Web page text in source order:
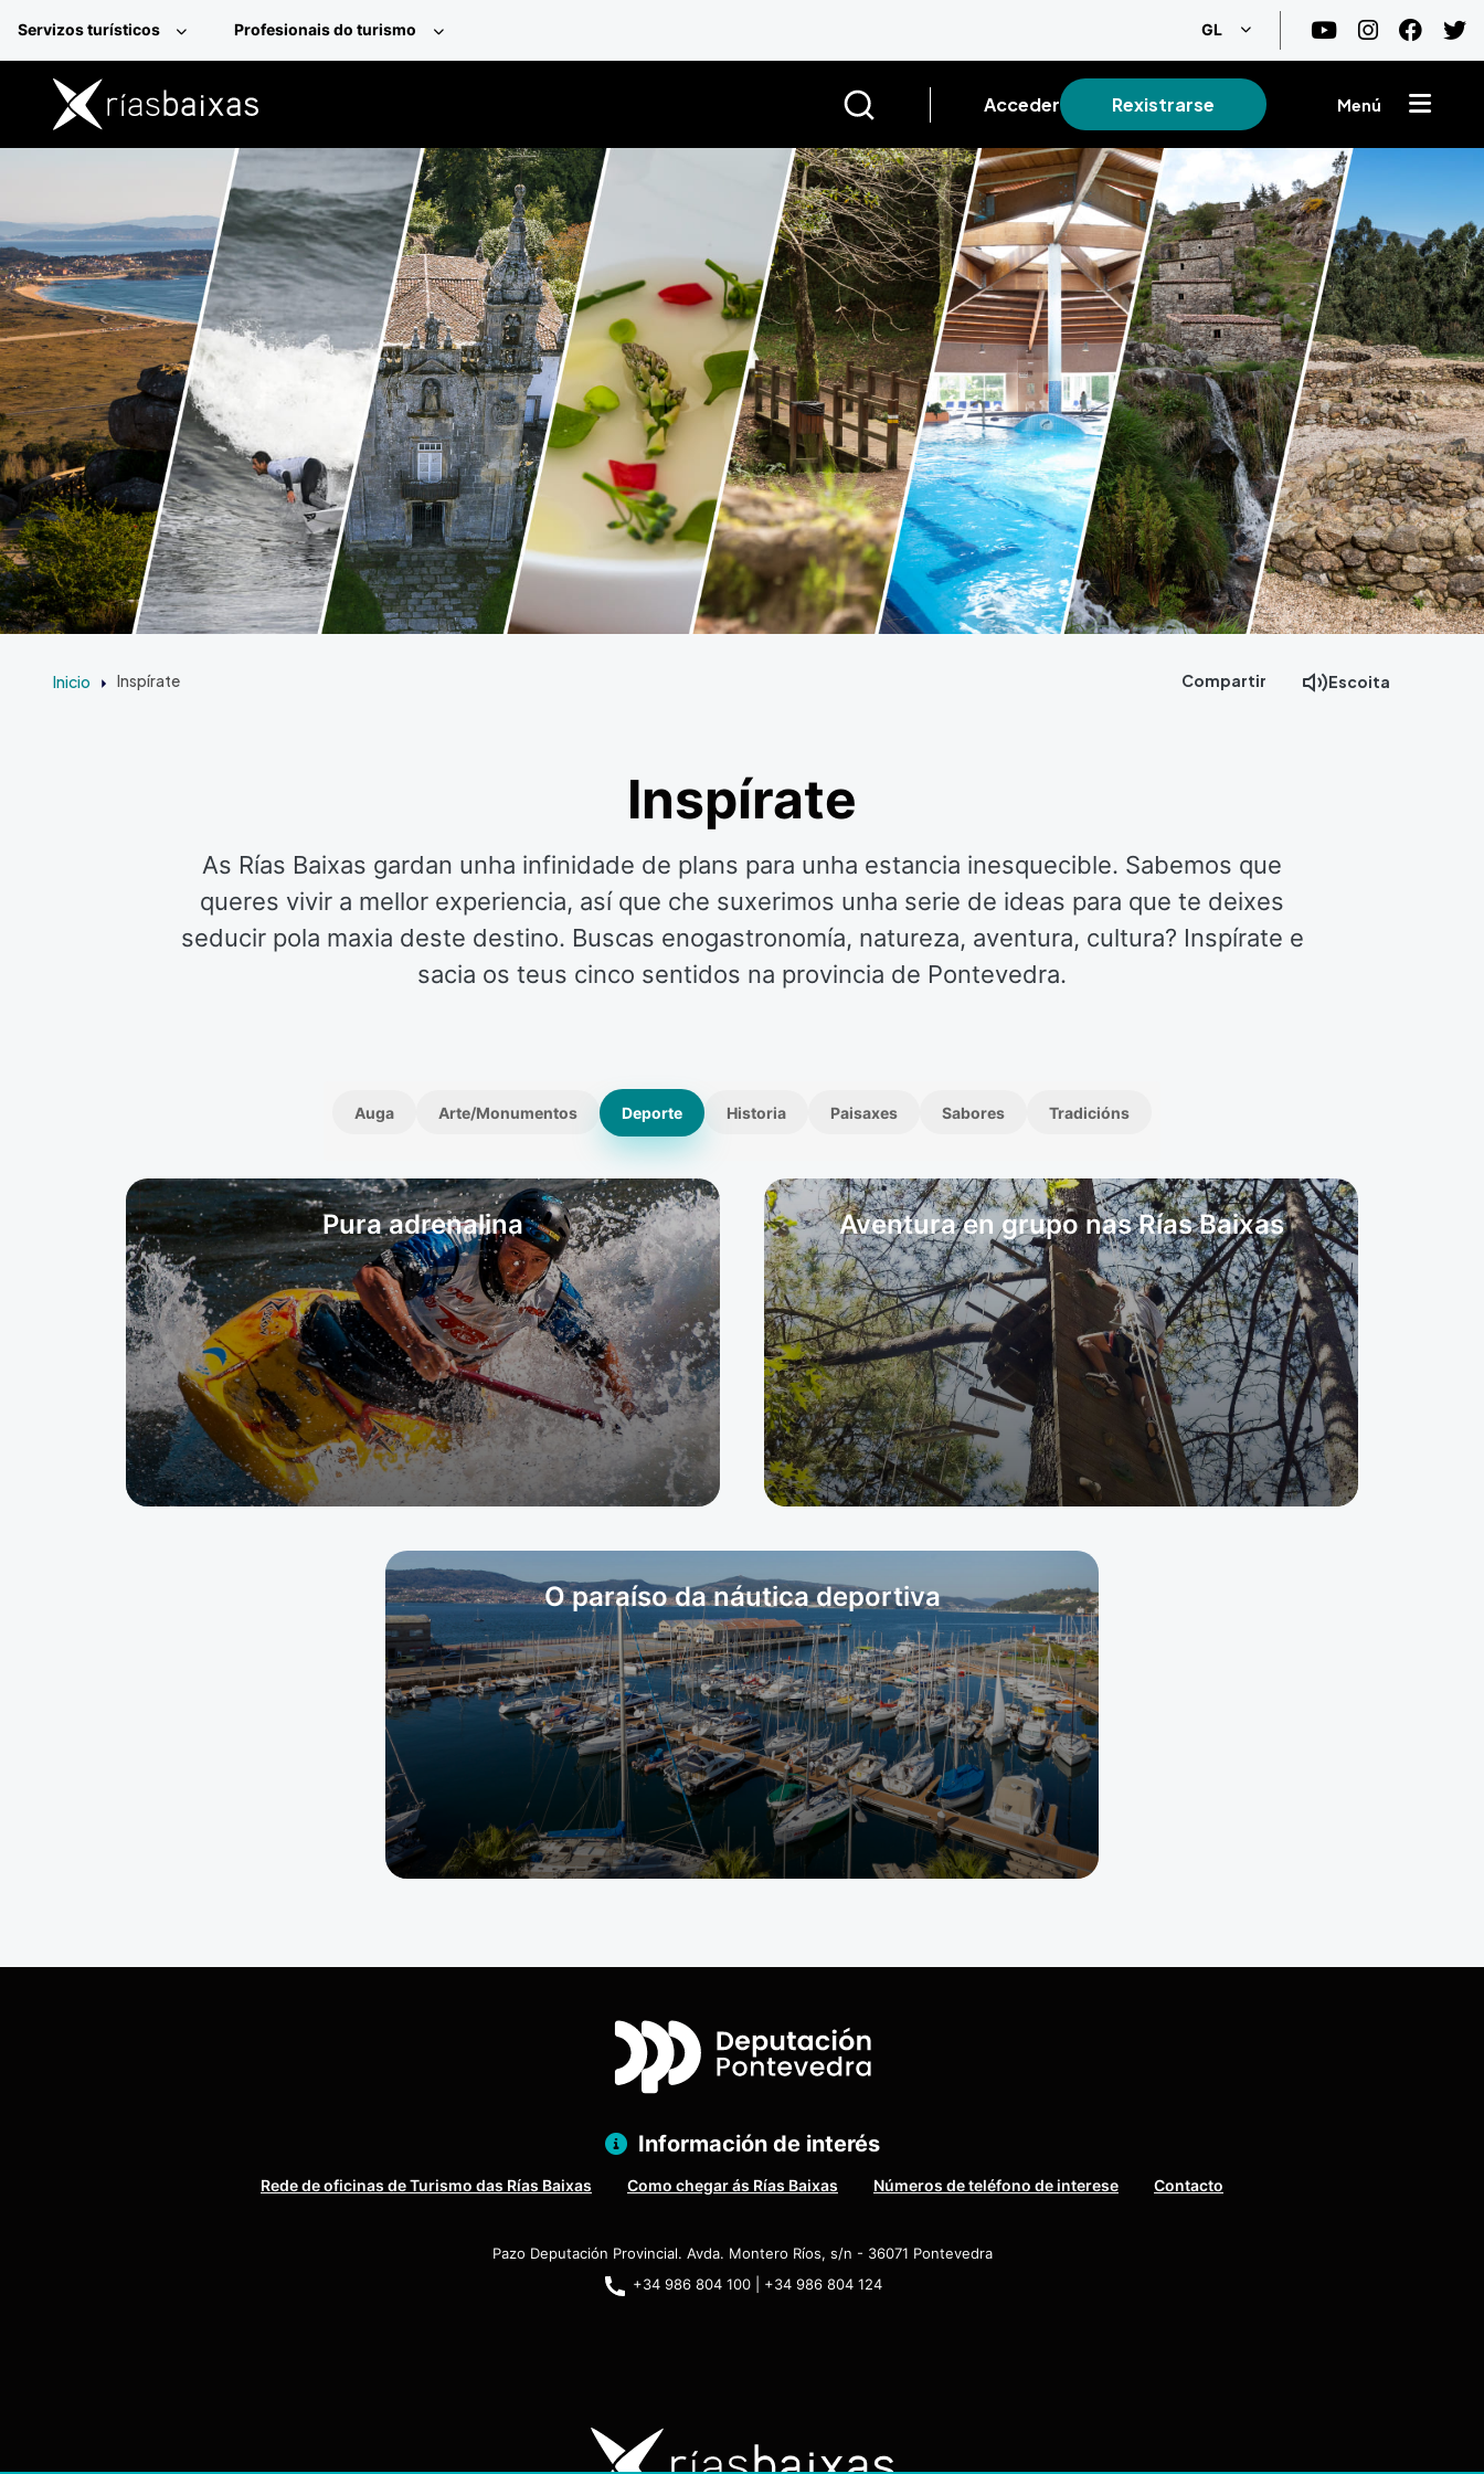
Servizos turísticos Profesionais do turismo GL List additional actions
Acceder Rexistrarse Menú
Inicio Inspírate Compartir Escoita
Inspírate
As Rías Baixas gardan unha infinidade de plans para unha estancia inesquecible. Sabemos que
queres vivir a mellor experiencia, así que che suxerimos unha serie de ideas para que te deixes
seducir pola maxia deste destino. Buscas enogastronomía, natureza, aventura, cultura? Inspírate e
sacia os teus cinco sentidos na provincia de Pontevedra.
Auga Arte/Monumentos Deporte Historia Paisaxes Sabores Tradicións
Pura adrenalina Aventura en grupo nas Rías Baixas
O paraíso da náutica deportiva
Información de interés
Rede de oficinas de Turismo das Rías Baixas Como chegar ás Rías Baixas Números de teléfono de interese Contacto
Pazo Deputación Provincial. Avda. Montero Ríos, s/n - 36071 Pontevedra
+34 986 804 100 | +34 986 804 124